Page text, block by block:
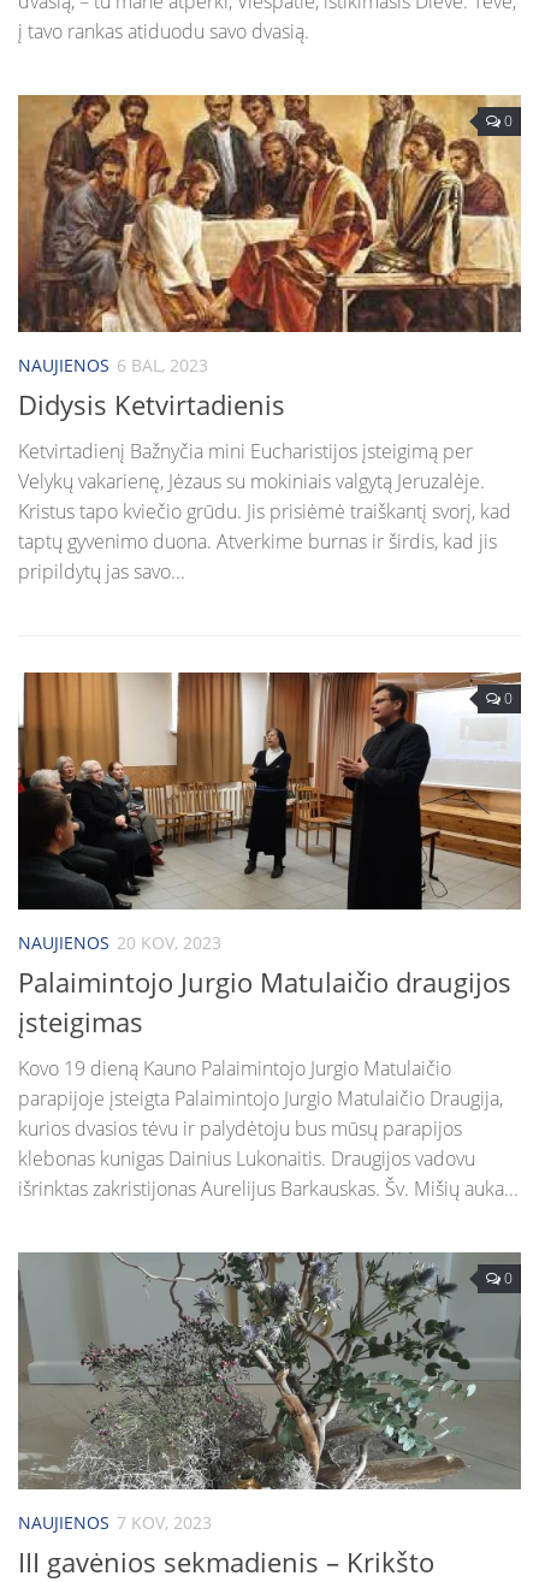
Vaikų „Angeliukų“ klubas
Taize grupė
Ateik ir pamatyk kursas suaugusiems
Kitos grupės ir bendrijos
Maldos grupė
Motinos maldoje
AA grupė
Skautai
į tavo rankas atiduodu savo dvasią.
0
NAUJIENOS 6 BAL, 2023
Didysis Ketvirtadienis
Ketvirtadienį Bažnyčia mini Eucharistijos įsteigimą per
Velykų vakarienę, Jėzaus su mokiniais valgytą Jeruzalėje.
Kristus tapo kviečio grūdu. Jis prisiėmė traiškantį svorį, kad
taptų gyvenimo duona. Atverkime burnas ir širdis, kad jis
pripildytų jas savo...
0
NAUJIENOS 20 KOV, 2023
Palaimintojo Jurgio Matulaičio draugijos
įsteigimas
Kovo 19 dieną Kauno Palaimintojo Jurgio Matulaičio
parapijoje įsteigta Palaimintojo Jurgio Matulaičio Draugija,
kurios dvasios tėvu ir palydėtoju bus mūsų parapijos
klebonas kunigas Dainius Lukonaitis. Draugijos vadovu
išrinktas zakristijonas Aurelijus Barkauskas. Šv. Mišių auka...
0
NAUJIENOS 7 KOV, 2023
III gavėnios sekmadienis – Krikšto